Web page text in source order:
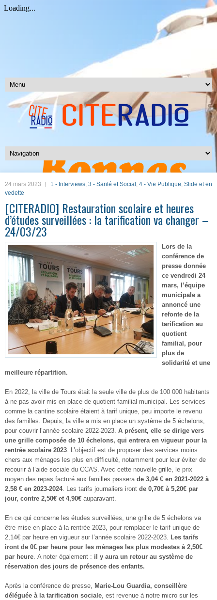
24 mars 2023 1 - Interviews, 3 - Santé et Social , 4 - Vie Publique, Slide et en
vedette
[CITERADIO] Restauration scolaire et heures
d’études surveillées : la tarification va changer –
24/03/23
Lors de la
conférence de
presse donnée
ce vendredi 24
mars, l’équipe
municipale a
annoncé une
refonte de la
tarification au
quotient
familial, pour
plus de
solidarité et une
meilleure répartition.
En 2022, la ville de Tours était la seule ville de plus de 100 000 habitants
à ne pas avoir mis en place de quotient familial municipal. Les services
comme la cantine scolaire étaient à tarif unique, peu importe le revenu
des familles. Depuis, la ville a mis en place un système de 5 échelons,
pour couvrir l’année scolaire 2022-2023. A présent, elle se dirige vers
une grille composée de 10 échelons, qui entrera en vigueur pour la
rentrée scolaire 2023. L’objectif est de proposer des services moins
chers aux ménages les plus en difficulté, notamment pour leur éviter de
recourir à l’aide sociale du CCAS. Avec cette nouvelle grille, le prix
moyen des repas facturé aux familles passera de 3,04 € en 2021-2022 à
2,58 € en 2023-2024. Les tarifs journaliers iront de 0,70€ à 5,20€ par
jour, contre 2,50€ et 4,90€ auparavant.
En ce qui concerne les études surveillées, une grille de 5 échelons va
être mise en place à la rentrée 2023, pour remplacer le tarif unique de
2,14€ par heure en vigueur sur l’année scolaire 2022-2023. Les tarifs
iront de 0€ par heure pour les ménages les plus modestes à 2,50€
par heure. A noter également : il y aura un retour au système de
réservation des jours de présence des enfants.
Après la conférence de presse, Marie-Lou Guardia, conseillère
déléguée à la tarification sociale, est revenue à notre micro sur les